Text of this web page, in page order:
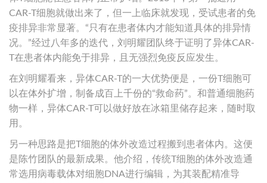
CAR-T细胞就做出来了，但一上临床就发现，受试患者的免
疫排异非常显著。“只有在患者体内才能知道具体的排异情
况。”经过八年多的迭代，刘明耀团队终于证明了异体CAR-
T在患者体内能免于排异，且无强烈免疫反应发生。
在刘明耀看来，异体CAR-T的一大优势便是，一份T细胞可
以在体外扩增，制备成百上千份的“救命药”。和普通细胞药
物一样，异体CAR-T可以做好放在冰箱里储存起来，随时取
用。
另一种思路是把T细胞的体外改造过程搬到患者体内。这便
是陈竹团队的最新成果。他介绍，传统T细胞的体外改造通
常选用病毒载体对细胞DNA进行编辑，为其装配精准导